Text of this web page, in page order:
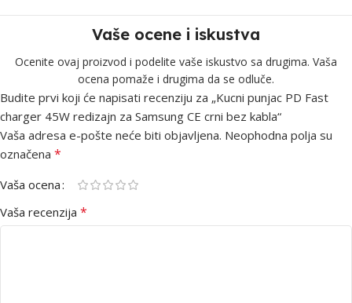
Vaše ocene i iskustva
Ocenite ovaj proizvod i podelite vaše iskustvo sa drugima. Vaša
ocena pomaže i drugima da se odluče.
Budite prvi koji će napisati recenziju za „Kucni punjac PD Fast
charger 45W redizajn za Samsung CE crni bez kabla“
Vaša adresa e-pošte neće biti objavljena. Neophodna polja su
označena *
Vaša ocena
Vaša recenzija *